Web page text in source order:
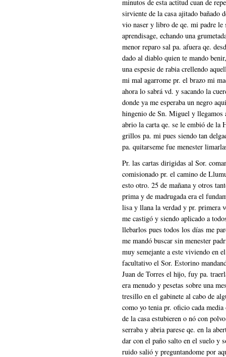
Pr. las cartas dirigidas al Sor.
comisionado pr. el camino de
esto otro. 25 de mañana y otros
prima y de madrugada era el
lisa y llana la verdad y pr. primera
me castigó y siendo aplicado a
llebarlos pues todos los días me
me mandó buscar sin menester
muy semejante a este viviendo en
facultativo el Sor. Estorino
Juan de Torres el hijo, fuy pa.
era menudo y pesetas sobre una
tresillo en el gabinete al cabo de
como yo tenia pr. oficio cada
de la casa estubieren o nó con
serraba y abria parese qe. en la
dar con el paño salto en el suelo y
ruido salió y preguntandome por